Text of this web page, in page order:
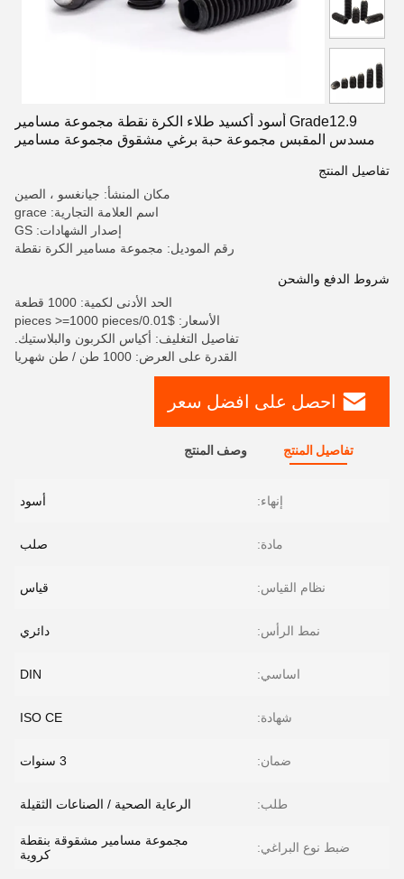
Grade12.9 أسود أكسيد طلاء الكرة نقطة مجموعة مسامير
مسدس المقبس مجموعة حبة برغي مشقوق مجموعة مسامير
تفاصيل المنتج
مكان المنشأ: جيانغسو ، الصين
اسم العلامة التجارية: grace
إصدار الشهادات: GS
رقم الموديل: مجموعة مسامير الكرة نقطة
شروط الدفع والشحن
الحد الأدنى لكمية: 1000 قطعة
الأسعار: $0.01/pieces >=1000 pieces
تفاصيل التغليف: أكياس الكربون والبلاستيك.
القدرة على العرض: 1000 طن / طن شهريا
احصل على افضل سعر
تفاصيل المنتج وصف المنتج
إنهاء: أسود
مادة: صلب
نظام القياس: قياس
نمط الرأس: دائري
اساسي: DIN
شهادة: ISO CE
ضمان: 3 سنوات
طلب: الرعاية الصحية / الصناعات الثقيلة
ضبط نوع البراغي:
مجموعة مسامير مشقوقة بنقطة
كروية